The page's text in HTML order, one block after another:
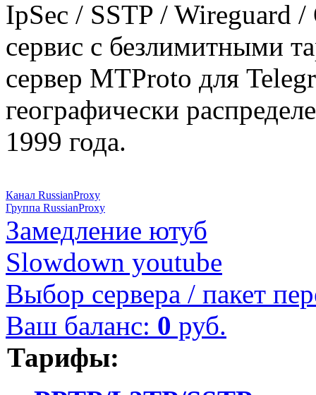
IpSec / SSTP / Wireguard
сервис с безлимитными
сервер MTProto для
географически
1999 года.
Канал RussianProxy
Группа RussianProxy
Замедление ютуб
Slowdown youtube
Выбор сервера / пакет
Ваш баланс: 0 руб.
Тарифы: